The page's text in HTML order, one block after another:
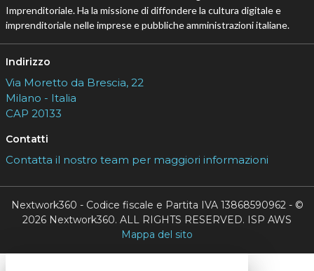
Imprenditoriale. Ha la missione di diffondere la cultura digitale e
imprenditoriale nelle imprese e pubbliche amministrazioni italiane.
Indirizzo
Via Moretto da Brescia, 22
Milano - Italia
CAP 20133
Contatti
Contatta il nostro team per maggiori informazioni
Nextwork360 - Codice fiscale e Partita IVA 13868590962 - ©
2026 Nextwork360. ALL RIGHTS RESERVED. ISP AWS
Mappa del sito